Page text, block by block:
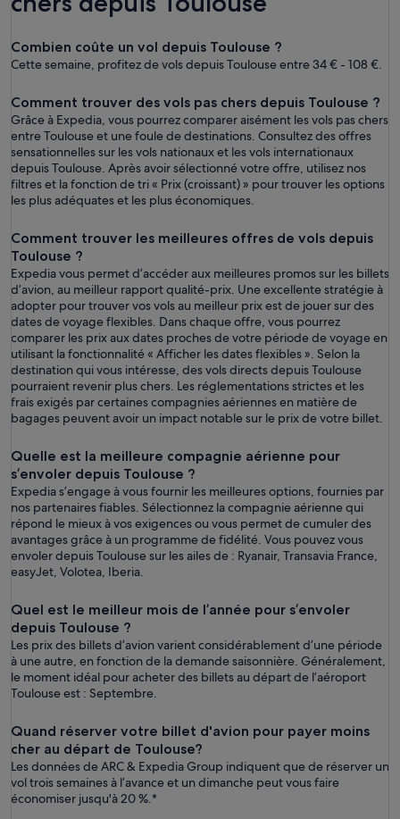
Combien coûte un vol depuis Toulouse ?
Cette semaine, profitez de vols depuis Toulouse entre 34 € - 108 €.
Comment trouver des vols pas chers depuis Toulouse ?
Grâce à Expedia, vous pourrez comparer aisément les vols pas chers
entre Toulouse et une foule de destinations. Consultez des offres
sensationnelles sur les vols nationaux et les vols internationaux
depuis Toulouse. Après avoir sélectionné votre offre, utilisez nos
filtres et la fonction de tri « Prix (croissant) » pour trouver les options
les plus adéquates et les plus économiques.
Comment trouver les meilleures offres de vols depuis
Toulouse ?
Expedia vous permet d’accéder aux meilleures promos sur les billets
d’avion, au meilleur rapport qualité-prix. Une excellente stratégie à
adopter pour trouver vos vols au meilleur prix est de jouer sur des
dates de voyage flexibles. Dans chaque offre, vous pourrez
comparer les prix aux dates proches de votre période de voyage en
utilisant la fonctionnalité « Afficher les dates flexibles ». Selon la
destination qui vous intéresse, des vols directs depuis Toulouse
pourraient revenir plus chers. Les réglementations strictes et les
frais exigés par certaines compagnies aériennes en matière de
bagages peuvent avoir un impact notable sur le prix de votre billet.
Quelle est la meilleure compagnie aérienne pour
s’envoler depuis Toulouse ?
Expedia s’engage à vous fournir les meilleures options, fournies par
nos partenaires fiables. Sélectionnez la compagnie aérienne qui
répond le mieux à vos exigences ou vous permet de cumuler des
avantages grâce à un programme de fidélité. Vous pouvez vous
envoler depuis Toulouse sur les ailes de : Ryanair, Transavia France,
easyJet, Volotea, Iberia.
Quel est le meilleur mois de l’année pour s’envoler
depuis Toulouse ?
Les prix des billets d’avion varient considérablement d’une période
à une autre, en fonction de la demande saisonnière. Généralement,
le moment idéal pour acheter des billets au départ de l’aéroport
Toulouse est : Septembre.
Quand réserver votre billet d'avion pour payer moins
cher au départ de Toulouse?
Les données de ARC & Expedia Group indiquent que de réserver un
vol trois semaines à l’avance et un dimanche peut vous faire
économiser jusqu'à 20 %.*